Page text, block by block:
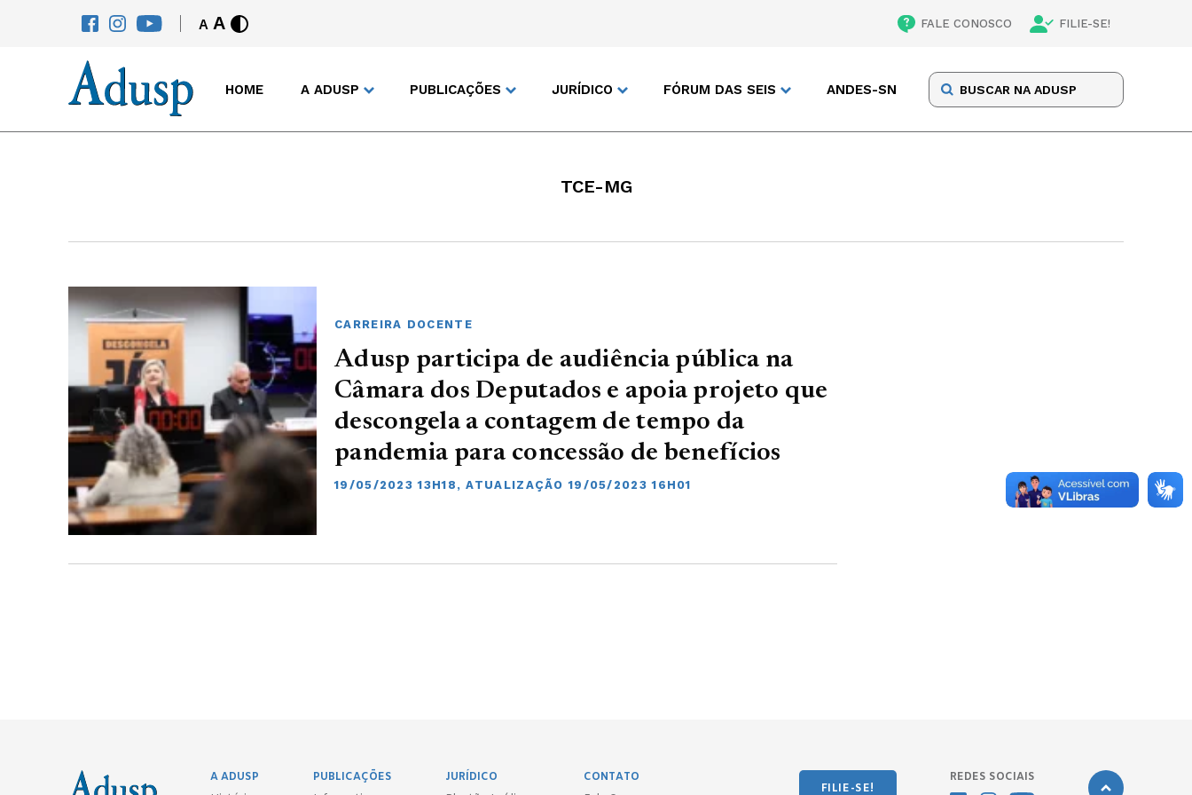
A A FALE CONOSCO FILIE-SE!
HOME A ADUSP PUBLICAÇÕES JURÍDICO FÓRUM DAS SEIS ANDES-SN
TCE-MG
CARREIRA DOCENTE
Adusp participa de audiência pública na
Câmara dos Deputados e apoia projeto que
descongela a contagem de tempo da
pandemia para concessão de benefícios
19/05/2023 13H18, ATUALIZAÇÃO 19/05/2023 16H01
A ADUSP
PUBLICAÇÕES
JURÍDICO
CONTATO
FILIE-SE!
REDES SOCIAIS